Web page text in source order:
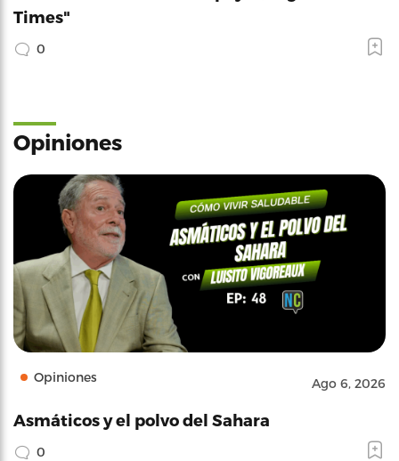
Times"
0
Opiniones
Opiniones Ago 6, 2026
Asmáticos y el polvo del Sahara
0